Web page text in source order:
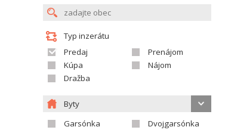
Typ inzerátu
Predaj
Prenájom
Kúpa
Nájom
Dražba
Byty
Garsónka
Dvojgarsónka